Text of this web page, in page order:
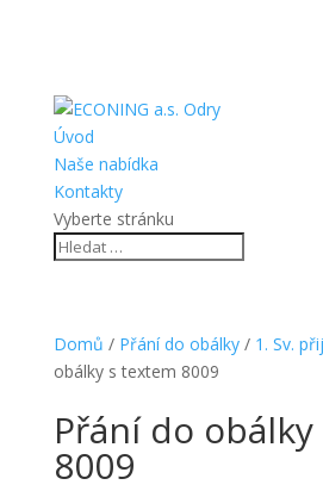
Úvod
Naše nabídka
Kontakty
Vyberte stránku
Domů / Přání do obálky/ 1. Sv.
obálky s textem 8009
Přání do
8009